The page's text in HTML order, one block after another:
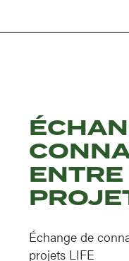
Échange de
projets LIFE